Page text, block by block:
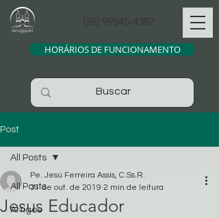
(38) 99845-4387
HORÁRIOS DE FUNCIONAMENTO
Post
All Posts
Artigos
All Posts
Jesus Educador
Pe. Jesú Ferreira Assis, C.Ss.R.
31 de out. de 2019 2 min de leitura